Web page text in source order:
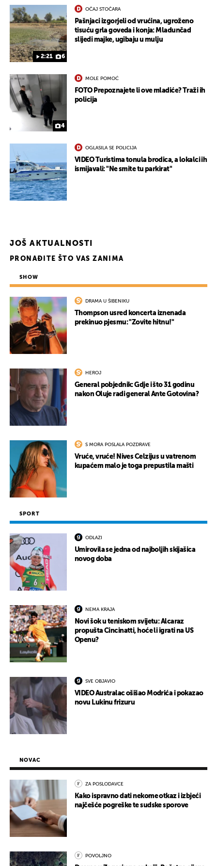
2:21 6
OČAJ STOČARA
Pašnjaci izgorjeli od vrućina, ugroženo
tisuću grla goveda i konja: Mladunčad
slijedi majke, ugibaju u mulju
4
MOLE POMOĆ
FOTO Prepoznajete li ove mladiće? Traži ih
policija
OGLASILA SE POLICIJA
VIDEO Turistima tonula brodica, a lokalci ih
ismijavali: "Ne smite tu parkirat"
JOŠ AKTUALNOSTI
PRONAĐITE ŠTO VAS ZANIMA
SHOW
DRAMA U ŠIBENIKU
Thompson usred koncerta iznenada
prekinuo pjesmu: "Zovite hitnu!"
HEROJ
General pobjednik: Gdje i što 31 godinu
nakon Oluje radi general Ante Gotovina?
S MORA POSLALA POZDRAVE
Vruće, vruće! Nives Celzijus u vatrenom
kupaćem malo je toga prepustila mašti
SPORT
ODLAZI
Umirovila se jedna od najboljih skijašica
novog doba
NEMA KRAJA
Novi šok u teniskom svijetu: Alcaraz
propušta Cincinatti, hoće li igrati na US
Openu?
SVE OBJAVIO
VIDEO Australac ošišao Modrića i pokazao
novu Lukinu frizuru
NOVAC
ZA POSLODAVCE
Kako ispravno dati nekome otkaz i izbjeći
najčešće pogreške te sudske sporove
POVOLJNO
UKLJUČITE NOTIFIKACIJE